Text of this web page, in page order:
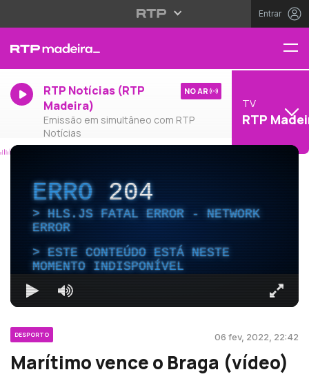
Entrar
RTP Notícias (RTP
Madeira)
Emissão em simultâneo com RTP
Notícias
NO AR
TV
RTP
ERRO204
HLS.JS FATAL ERROR - NETWORK
ERROR
ESTE CONTEÚDO ESTÁ NESTE
MOMENTO INDISPONÍVEL
DESPORTO 06 fev, 2022, 22:42
Marítimo vence o Braga (vídeo)